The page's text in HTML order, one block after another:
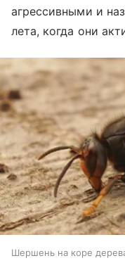
агрессивными и
лета, когда они
Шершень на коре